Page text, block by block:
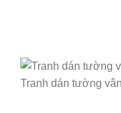
Tranh dán tường